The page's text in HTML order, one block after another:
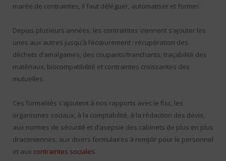
marée de contraintes, il faut déléguer, automatiser et former.
Depuis plusieurs années, les contraintes viennent s’ajouter les
unes aux autres jusqu’à l’écœurement : récupération des
déchets d’amalgames, des coupants/tranchants, traçabilité des
matériaux, biocompatibilité et contraintes croissantes des
mutuelles.
Ces formalités s’ajoutent à nos rapports avec le fisc, les
organismes sociaux, à la comptabilité, à la rédaction des devis,
aux normes de sécurité et d’asepsie des cabinets de plus en plus
draconiennes, aux divers formulaires à remplir pour le personnel
et aux contraintes sociales.